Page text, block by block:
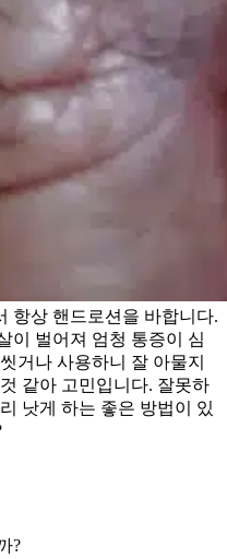
항상 핸드로션을 바합니다.
이 벌어져 엄청 통증이 심
거나 사용하니 잘 아물지
같아 고민입니다. 잘못하
낫게 하는 좋은 방법이 있
?